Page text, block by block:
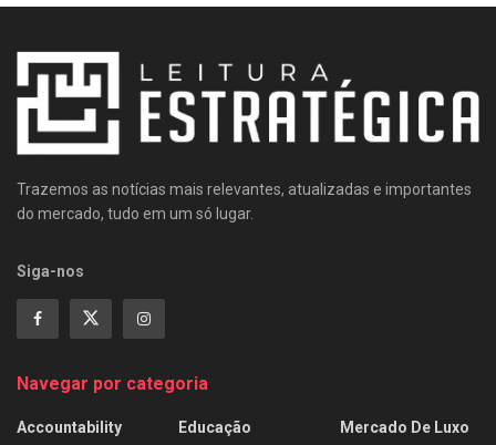
Trazemos as notícias mais relevantes, atualizadas e importantes
do mercado, tudo em um só lugar.
Siga-nos
Navegar por categoria
Accountability
Educação
Mercado De Luxo